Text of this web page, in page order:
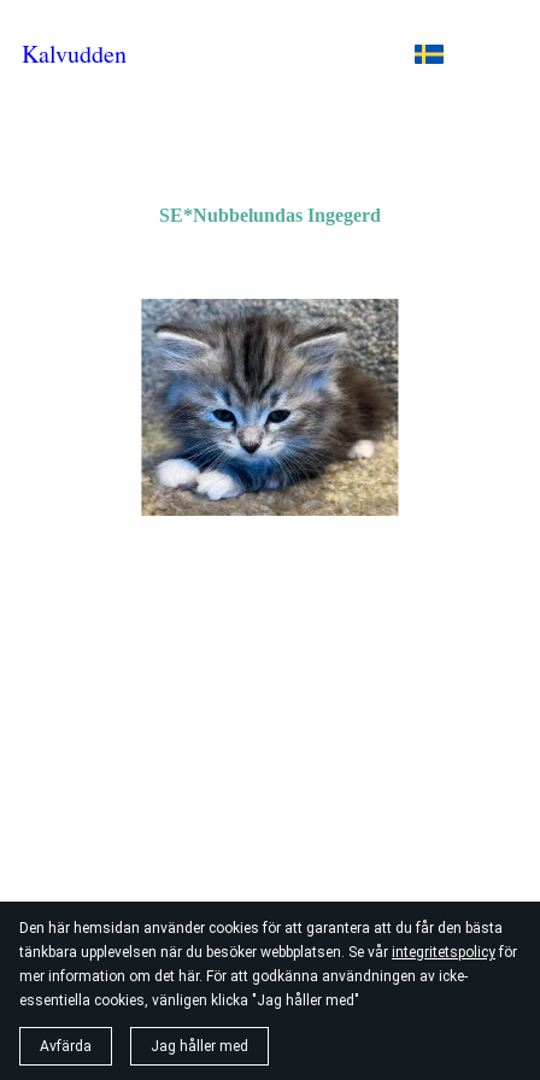
Den här hemsidan använder cookies för att garantera att du får den bästa
tänkbara upplevelsen när du besöker webbplatsen. Se vår integritetspolicyför
mer information om det här. För att godkänna användningen av icke-
essentiella cookies, vänligen klicka "Jag håller med"
Avfärda Jag håller med
Kalvudden
SE*Nubbelundas Ingegerd